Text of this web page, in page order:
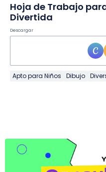
Hoja de Trabajo
Divertida
Descargar
Apto para Niños Dibujo